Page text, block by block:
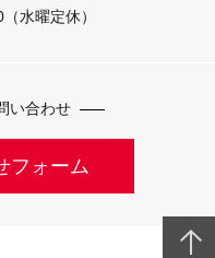
水曜定休）
い合わせ
フォーム